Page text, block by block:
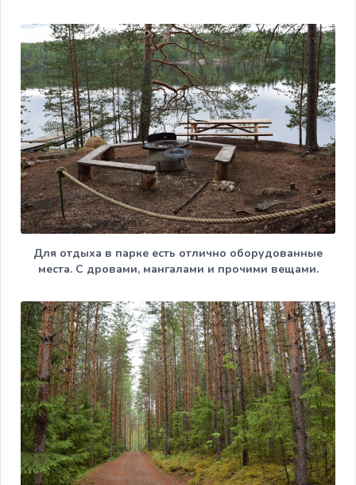
Для отдыха в парке есть отлично оборудованные
места. С дровами, мангалами и прочими вещами.